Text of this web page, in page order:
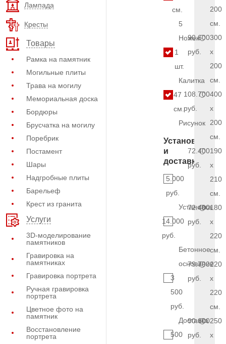
Лампада
Кресты
Товары
Рамка на памятник
Могильные плиты
Трава на могилу
Мемориальная доска
Бордюры
Брусчатка на могилу
Поребрик
Постамент
Шары
Надгробные плиты
Барельеф
Крест из гранита
Услуги
3D-моделирование
памятников
Гравировка на
памятниках
Гравировка портрета
Ручная гравировка
портрета
Цветное фото на
памятник
Восстановление
портрета
см.
5
Ножек
1
шт.
Калитка
47
см.
Рисунок
Установка
и
доставка
5.000
руб.
Установка
14.000
руб.
Бетонное
основание
3
500
руб.
Доставка
500
200
см.
90.600
руб.
300
x
200
см.
108.700
руб.
400
x
200
см.
72.400
руб.
190
x
210
см.
72.400
руб.
180
x
220
см.
79.700
руб.
220
x
220
см.
90.600
руб.
250
x